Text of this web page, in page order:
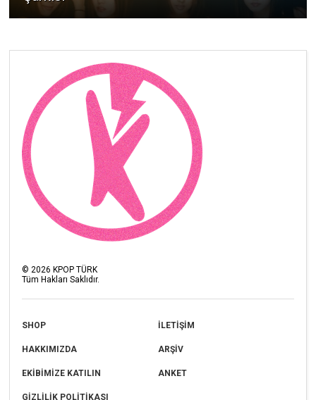
©2026 KPOP TÜRK
Tüm Hakları Saklıdır.
SHOP İLETİŞİM
HAKKIMIZDA ARŞİV
EKİBİMİZE KATILIN ANKET
GİZLİLİK POLİTİKASI